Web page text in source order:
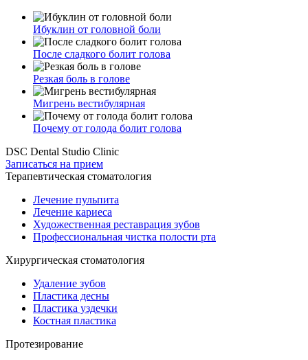
Ибуклин от головной боли
После сладкого болит голова
Резкая боль в голове
Мигрень вестибулярная
Почему от голода болит голова
DSC Dental Studio Clinic
Записаться на прием
Терапевтическая стоматология
Лечение пульпита
Лечение кариеса
Художественная реставрация зубов
Профессиональная чистка полости рта
Хирургическая стоматология
Удаление зубов
Пластика десны
Пластика уздечки
Костная пластика
Протезирование